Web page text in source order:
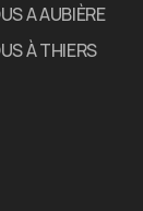
A AUBIÈRE
À THIERS